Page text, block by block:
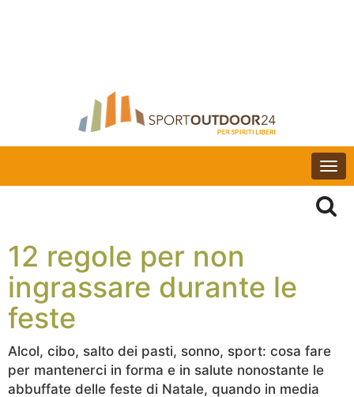
12 regole per non
ingrassare durante le
feste
Alcol, cibo, salto dei pasti, sonno, sport: cosa fare
per mantenerci in forma e in salute nonostante le
abbuffate delle feste di Natale, quando in media